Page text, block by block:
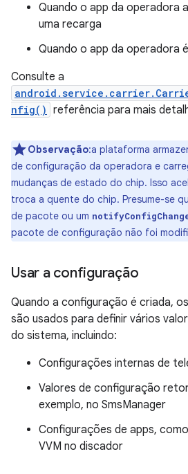
Quando o app da operadora
uma recarga
Quando o app da operadora
Consulte a
nfig() referência para mais
Observação:a plataforma
de configuração da operadora e
mudanças de estado do chip. Isso
troca a quente do chip. Presume-se
de pacote ou um
pacote de configuração não foi
Usar a configuração
Quando a configuração é criada,
são usados para definir vários
do sistema, incluindo:
Configurações internas de
Valores de configuração
exemplo, no SmsManager
Configurações de apps,
VVM no discador